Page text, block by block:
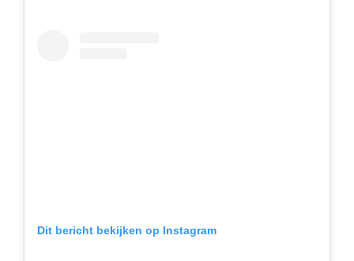
Dit bericht bekijken op Instagram